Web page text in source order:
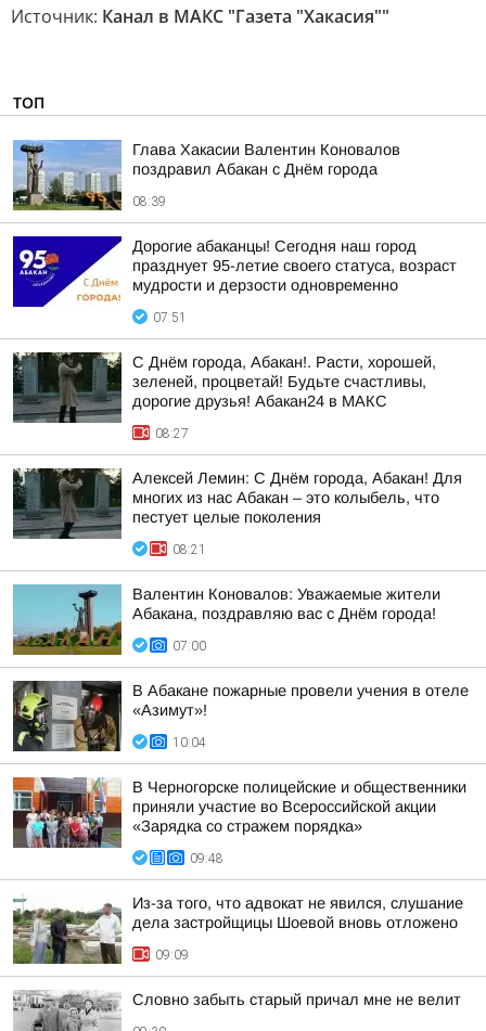
Источник: Канал в МАКС "Газета "Хакасия""
ТОП
Глава Хакасии Валентин Коновалов
поздравил Абакан с Днём города
08:39
Дорогие абаканцы! Сегодня наш город
празднует 95-летие своего статуса, возраст
мудрости и дерзости одновременно
07:51
С Днём города, Абакан!. Расти, хорошей,
зеленей, процветай! Будьте счастливы,
дорогие друзья! Абакан24 в МАКС
08:27
Алексей Лемин: С Днём города, Абакан! Для
многих из нас Абакан – это колыбель, что
пестует целые поколения
08:21
Валентин Коновалов: Уважаемые жители
Абакана, поздравляю вас с Днём города!
07:00
В Абакане пожарные провели учения в отеле
«Азимут»!
10:04
В Черногорске полицейские и общественники
приняли участие во Всероссийской акции
«Зарядка со стражем порядка»
09:48
Из-за того, что адвокат не явился, слушание
дела застройщицы Шоевой вновь отложено
09:09
Словно забыть старый причал мне не велит